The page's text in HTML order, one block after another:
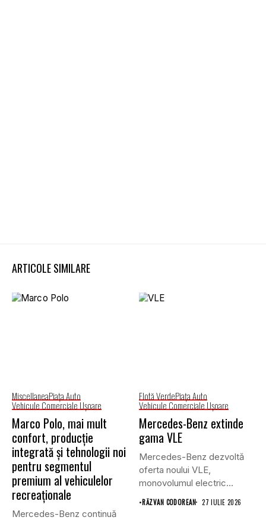
ARTICOLE SIMILARE
MiscellaneaPiaţa Auto
Vehicule Comerciale Uşoare
Marco Polo, mai mult
confort, producție
integrată și tehnologii noi
pentru segmentul
premium al vehiculelor
recreaționale
Mercedes-Benz continuă
Flotă VerdePiaţa Auto
Vehicule Comerciale Uşoare
Mercedes-Benz extinde
gama VLE
Mercedes-Benz dezvoltă
oferta noului VLE,
monovolumul electric
premium care își propune
să...
•RĂZVAN CODOREAN 27 IULIE 2026